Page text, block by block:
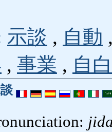
示談 , 自動
, 事業 , 自白